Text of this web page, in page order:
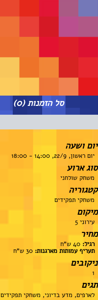
סל הזמנות(0)
יום ושעה
יום ראשון, 22/9, 14:00 - 18:00
סוג ארוע
משחק שולחני
קטגוריה
משחקי תפקידים
מיקום
עירוני 5
מחיר
רגיל:
תעריף עמותות מארגנות:
ניקובים
1
תגים
לארפים, מדע בדיוני, משחקי תפקידים